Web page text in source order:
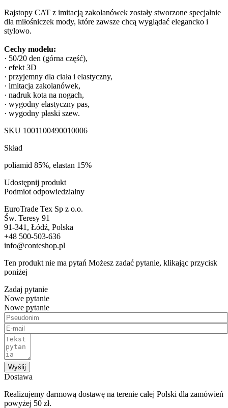
Rajstopy CAT z imitacją zakolanówek zostały stworzone specjalnie
dla miłośniczek mody, które zawsze chcą wyglądać elegancko i
stylowo.
Cechy modelu:
· 50/20 den (górna część),
· efekt 3D
· przyjemny dla ciała i elastyczny,
· imitacja zakolanówek,
· nadruk kota na nogach,
· wygodny elastyczny pas,
· wygodny płaski szew.
SKU 1001100490010006
Skład
poliamid 85%, elastan 15%
Udostępnij produkt
Podmiot odpowiedzialny
EuroTrade Tex Sp z o.o.
Św. Teresy 91
91-341, Łódź, Polska
+48 500-503-636
info@conteshop.pl
Ten produkt nie ma pytań Możesz zadać pytanie, klikając przycisk
poniżej
Zadaj pytanie
Nowe pytanie
Nowe pytanie
Wyślij
Dostawa
Realizujemy darmową dostawę na terenie całej Polski dla zamówień
powyżej 50 zł.